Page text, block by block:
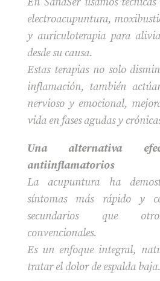
electroacupuntura,
y auriculoterapia para
desde su causa.
Estas terapias no solo
inflamación, también
nervioso y emocional,
vida en fases agudas y
Una alternativa
antiinflamatorios
La acupuntura ha
síntomas más rápido y
secundarios que
convencionales.
Es un enfoque integral,
tratar el dolor de espalda baja.